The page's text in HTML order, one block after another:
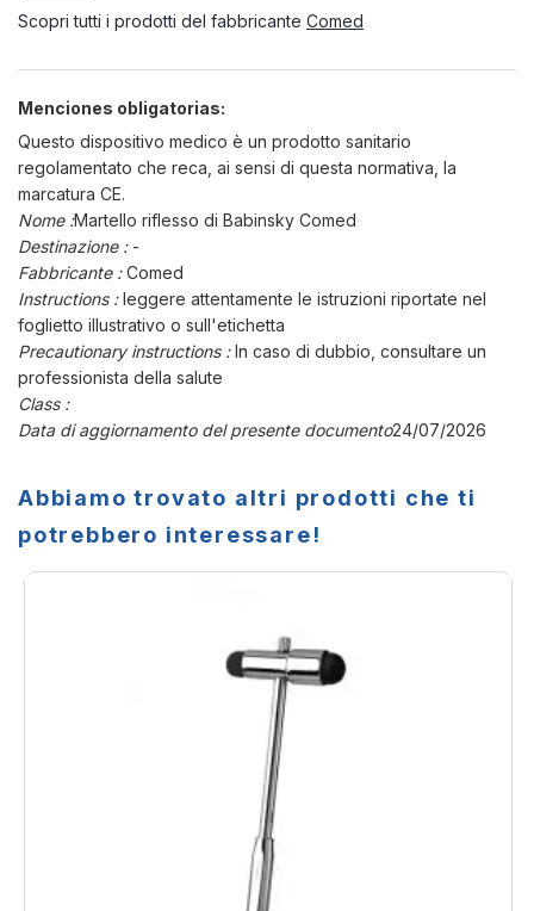
Scopri tutti i prodotti del fabbricante Comed
Menciones obligatorias:
Questo dispositivo medico è un prodotto sanitario
regolamentato che reca, ai sensi di questa normativa, la
marcatura CE.
Nome :Martello riflesso di Babinsky Comed
Destinazione : -
Fabbricante :Comed
Instructions :leggere attentamente le istruzioni riportate nel
foglietto illustrativo o sull'etichetta
Precautionary instructions :In caso di dubbio, consultare un
professionista della salute
Class :
Data di aggiornamento del presente documento24/07/2026
Abbiamo trovato altri prodotti che ti
potrebbero interessare!